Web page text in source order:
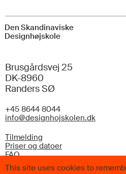
This site uses cookies to
Den Skandinaviske
Designhøjskole
Brusgårdsvej 25
DK-8960
Randers SØ
+45 8644 8044
info@designhojskolen.dk
Tilmelding
Priser og datoer
FAQ